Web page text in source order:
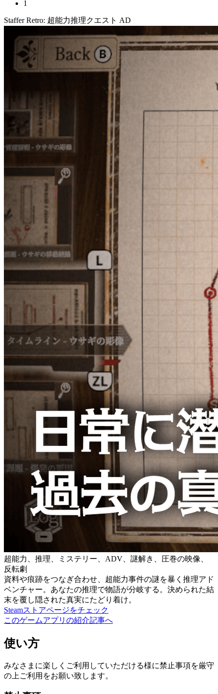
1
Staffer Retro: 超能力推理クエスト AD
超能力、推理、ミステリー、ADV、謎解き、圧巻の映像、
反転劇
資料や痕跡をつなぎ合わせ、超能力事件の謎を暴く推理アド
ベンチャー。あなたの推理で物語が分岐する。決められた結
末を覆し隠された真実にたどり着け。
Steamストアページをチェック
このゲームアプリの紹介記事へ
使い方
みなさまに楽しくご利用していただける様に禁止事項を厳守
の上ご利用をお願い致します。